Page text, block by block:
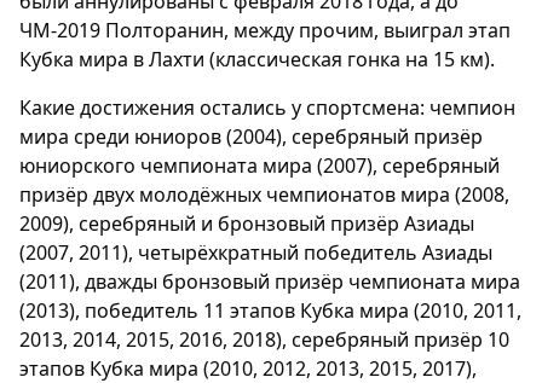
ЧМ-2019 Полторанин, между прочим, выиграл этап
Кубка мира в Лахти (классическая гонка на 15 км).
Какие достижения остались у спортсмена: чемпион
мира среди юниоров (2004), серебряный призёр
юниорского чемпионата мира (2007), серебряный
призёр двух молодёжных чемпионатов мира (2008,
2009), серебряный и бронзовый призёр Азиады
(2007, 2011), четырёхкратный победитель Азиады
(2011), дважды бронзовый призёр чемпионата мира
(2013), победитель 11 этапов Кубка мира (2010, 2011,
2013, 2014, 2015, 2016, 2018), серебряный призёр 10
этапов Кубка мира (2010, 2012, 2013, 2015, 2017),